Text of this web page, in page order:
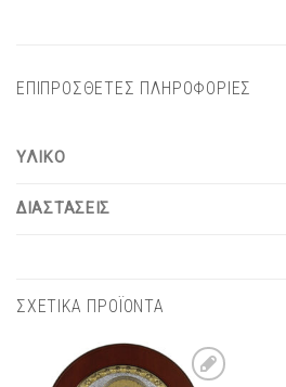
ΕΠΙΠΡΟΣΘΕΤΕΣ ΠΛΗΡΟΦΟΡΙΕΣ
ΥΛΙΚΟ
ΔΙΑΣΤΑΣΕΙΣ
ΣΧΕΤΙΚΑ ΠΡΟΪΟΝΤΑ